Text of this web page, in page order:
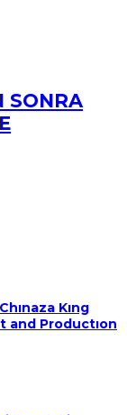
SONRA
Kıng
and Productıon